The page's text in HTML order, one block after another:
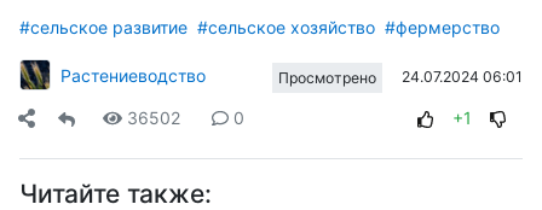
#сельское развитие #сельское хозяйство #фермерство
Растениеводство Просмотрено 24.07.2024 06:01
36502 0 +1
Читайте также: